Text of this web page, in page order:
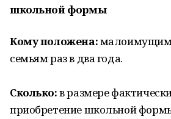
школьной формы
Кому положена:
семьям раз в два года.
Сколько:в размере
приобретение школьной